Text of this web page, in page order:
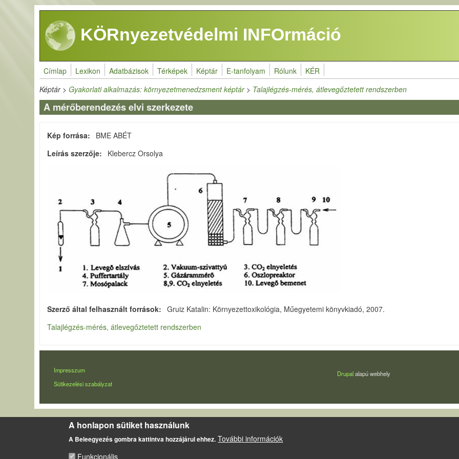
Ugrás a tartalomra
KÖRnyezetvédelmi INFOrmáció
Címlap Lexikon Adatbázisok Térképek Képtár E-tanfolyam Rólunk KÉR
Képtár>Gyakorlati alkalmazás: környezetmenedzsment képtár> Talajlégzés-mérés, átlevegőztetett rendszerben
A mérőberendezés elvi szerkezete
Kép forrása
BME ABÉT
Leírás szerzője
Klebercz Orsolya
Szerző által felhasznált források
Gruiz Katalin: Környezettoxikológia, Műegyetemi könyvkiadó, 2007.
Talajlégzés-mérés, átlevegőztetett rendszerben
LÁBLÉC
Impresszum
Sütikezelési szabályzat
Drupalalapú webhely
A honlapon sütiket használunk
A Beleegyezés gombra kattintva hozzájárul ehhez. További információk
Funkcionális